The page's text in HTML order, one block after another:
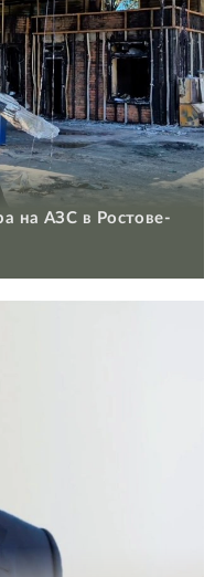
на АЗС в Ростове-